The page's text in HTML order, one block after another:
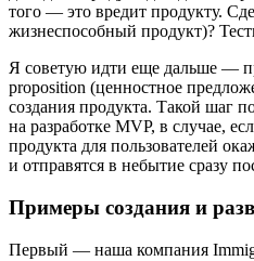
того — это вредит продукту.
жизнеспособный продукт)?
Я советую идти еще дальше —
proposition (ценностное
создания продукта. Такой шаг
на разработке MVP, в случае,
продукта для пользователей
и отправятся в небытие сразу
Примеры создания и
Первый — наша компания